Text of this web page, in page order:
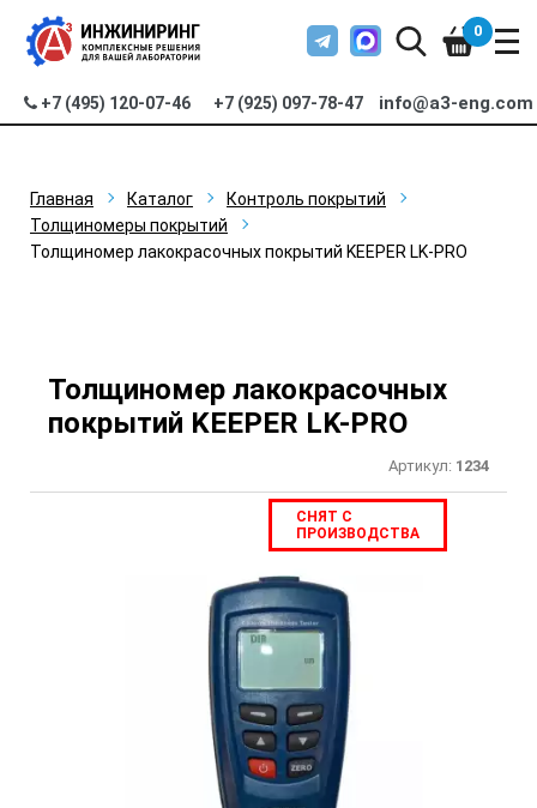
+7 (495) 120-07-46 +7 (925) 097-78-47 info@a3-eng.com
0
Главная Каталог
Контроль покрытий
Толщиномеры покрытий
Толщиномер лакокрасочных покрытий KEEPER LK-PRO
Толщиномер лакокрасочных
покрытий KEEPER LK-PRO
Артикул: 1234
СНЯТ С
ПРОИЗВОДСТВА